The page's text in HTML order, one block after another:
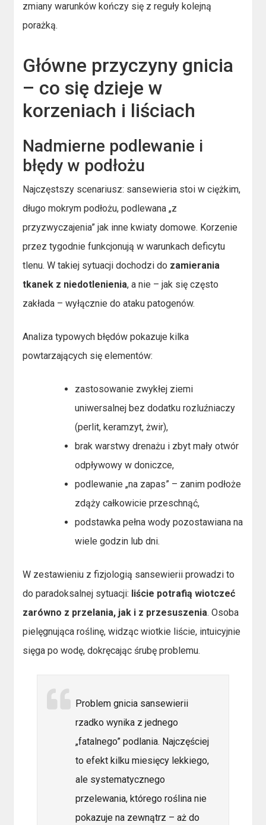
zmiany warunków kończy się z reguły kolejną
porażką.
Główne przyczyny gnicia
– co się dzieje w
korzeniach i liściach
Nadmierne podlewanie i
błędy w podłożu
Najczęstszy scenariusz: sansewieria stoi w ciężkim,
długo mokrym podłożu, podlewana „z
przyzwyczajenia” jak inne kwiaty domowe. Korzenie
przez tygodnie funkcjonują w warunkach deficytu
tlenu. W takiej sytuacji dochodzi do zamierania
tkanek z niedotlenienia, a nie – jak się często
zakłada – wyłącznie do ataku patogenów.
Analiza typowych błędów pokazuje kilka
powtarzających się elementów:
zastosowanie zwykłej ziemi
uniwersalnej bez dodatku rozluźniaczy
(perlit, keramzyt, żwir),
brak warstwy drenażu i zbyt mały otwór
odpływowy w doniczce,
podlewanie „na zapas” – zanim podłoże
zdąży całkowicie przeschnąć,
podstawka pełna wody pozostawiana na
wiele godzin lub dni.
W zestawieniu z fizjologią sansewierii prowadzi to
do paradoksalnej sytuacji: liście potrafią wiotczeć
zarówno z przelania, jak i z przesuszenia. Osoba
pielęgnująca roślinę, widząc wiotkie liście, intuicyjnie
sięga po wodę, dokręcając śrubę problemu.
Problem gnicia sansewierii
rzadko wynika z jednego
„fatalnego” podlania. Najczęściej
to efekt kilku miesięcy lekkiego,
ale systematycznego
przelewania, którego roślina nie
pokazuje na zewnątrz – aż do